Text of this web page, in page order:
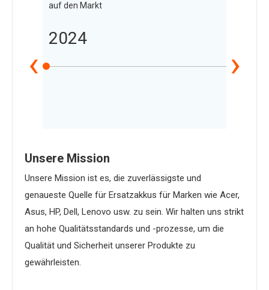
‹
auf den Markt
2024
›
Unsere Mission
Unsere Mission ist es, die zuverlässigste und
genaueste Quelle für Ersatzakkus für Marken wie Acer,
Asus, HP, Dell, Lenovo usw. zu sein. Wir halten uns strikt
an hohe Qualitätsstandards und -prozesse, um die
Qualität und Sicherheit unserer Produkte zu
gewährleisten.